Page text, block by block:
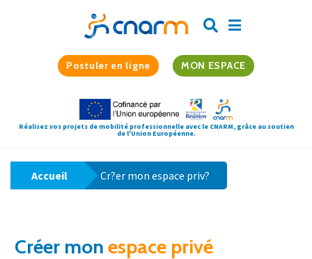
Postuler en ligne MON ESPACE
Réalisez vos projets de mobilité professionnelle avec le CNARM, grâce au soutien
de l'Union Européenne.
Accueil Cr?er mon espace priv?
Créer mon espace privé